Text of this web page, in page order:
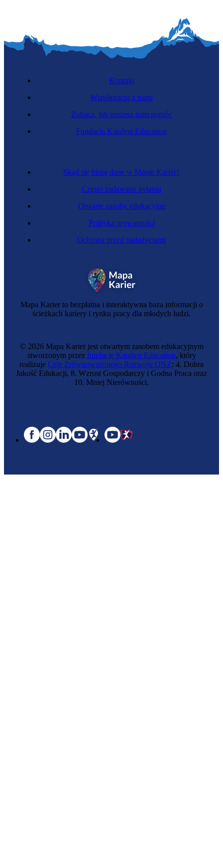
Mapa Karier to bezpłatna i interaktywna baza informacji o
ścieżkach kariery i rynku pracy dla młodych ludzi.
Skąd się biorą dane w Mapie Karier?
Często zadawane pytania
Otwarte zasoby edukacyjne
Polityka prywatności
Ochrona przed nadużyciami
Kontakt
Współpracuj z nami
Zobacz, jak możesz nam pomóc
Fundacja Katalyst Education
© 2026 Mapa Karier jest otwartym zasobem edukacyjnym
stworzonym przez fundację Katalyst Education, który
realizuje Cele Zrównoważonego Rozwoju ONZ: 4. Dobra
Jakość Edukacji, 8. Wzrost Gospodarczy i Godna Praca oraz
10. Mniej Nierówności.